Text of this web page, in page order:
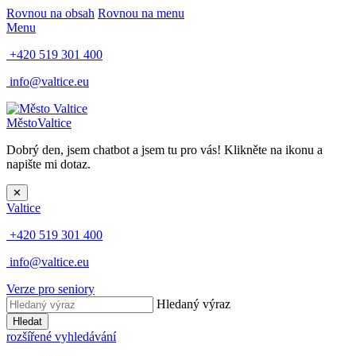
Rovnou na obsah Rovnou na menu
Menu
+420 519 301 400
info@valtice.eu
MěstoValtice
Dobrý den, jsem chatbot a jsem tu pro vás! Klikněte na ikonu a
napište mi dotaz.
✕
Valtice
+420 519 301 400
info@valtice.eu
Verze pro seniory
Hledaný výraz
Hledat
rozšířené vyhledávání